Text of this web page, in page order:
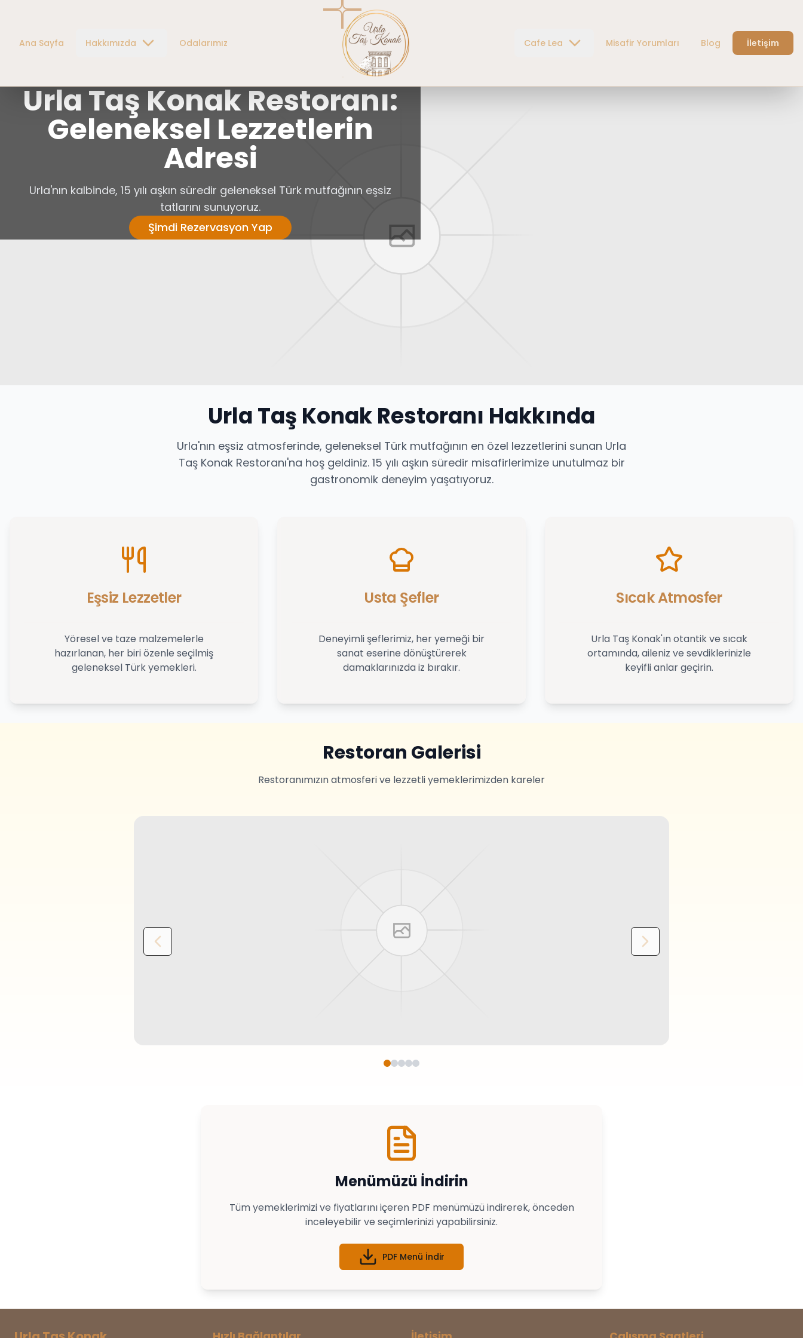
Ana Sayfa Hakkımızda Odalarımız Cafe Lea Misafir Yorumları Blog İletişim
Urla Taş Konak Restoranı:
Geleneksel Lezzetlerin
Adresi
Urla'nın kalbinde, 15 yılı aşkın süredir geleneksel Türk mutfağının eşsiz
tatlarını sunuyoruz.
Şimdi Rezervasyon Yap
Urla Taş Konak Restoranı Hakkında
Urla'nın eşsiz atmosferinde, geleneksel Türk mutfağının en özel lezzetlerini sunan Urla
Taş Konak Restoranı'na hoş geldiniz. 15 yılı aşkın süredir misafirlerimize unutulmaz bir
gastronomik deneyim yaşatıyoruz.
Eşsiz Lezzetler
Yöresel ve taze malzemelerle
hazırlanan, her biri özenle seçilmiş
geleneksel Türk yemekleri.
Usta Şefler
Deneyimli şeflerimiz, her yemeği bir
sanat eserine dönüştürerek
damaklarınızda iz bırakır.
Sıcak Atmosfer
Urla Taş Konak'ın otantik ve sıcak
ortamında, aileniz ve sevdiklerinizle
keyifli anlar geçirin.
Restoran Galerisi
Restoranımızın atmosferi ve lezzetli yemeklerimizden kareler
Menümüzü İndirin
Tüm yemeklerimizi ve fiyatlarını içeren PDF menümüzü indirerek, önceden
inceleyebilir ve seçimlerinizi yapabilirsiniz.
PDF Menü İndir